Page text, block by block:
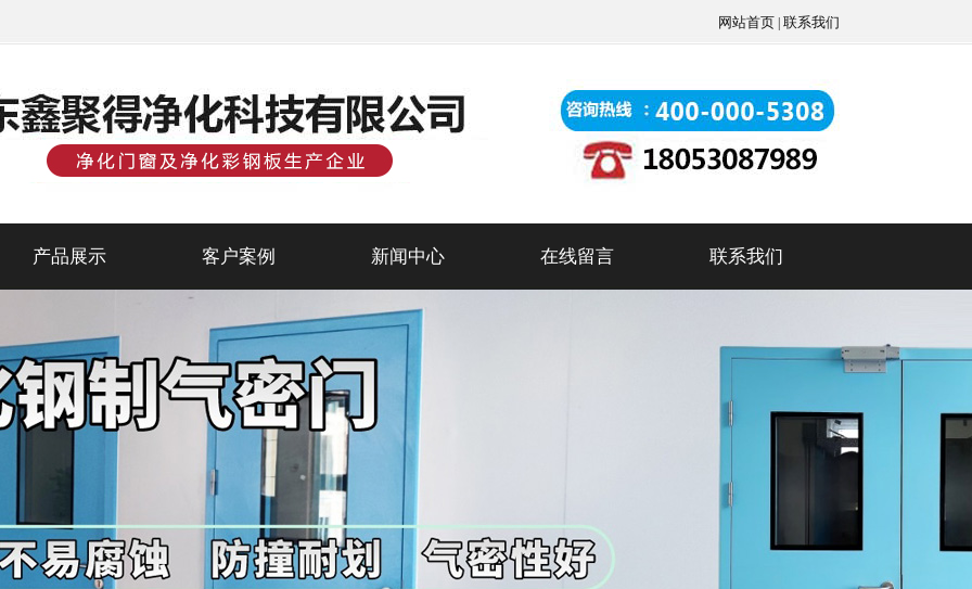
网站首页 联系我们
产品展示 客户案例 新闻中心 在线留言 联系我们